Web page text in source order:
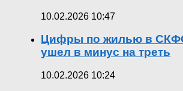
10.02.2026 10:47
Цифры по жилью в
ушел в минус на треть
10.02.2026 10:24